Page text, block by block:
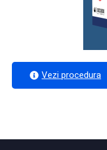
Vezi procedura